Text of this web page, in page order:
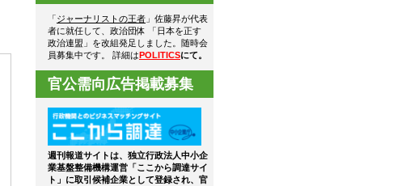
「ジャーナリストの王者 」佐藤昇が代表
者に就任して、政治団体 「日本を正す
政治連盟」を改組発足しました。随時会
員募集中です。 詳細はPOLITICSにて。
官公需向広告掲載募集
週刊報道サイトは、独立行政法人中小企
業基盤整備機構運営「ここから調達サイ
ト」に取引候補企業として登録され、官